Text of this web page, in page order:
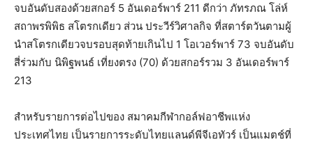
จบอันดับสองด้วยสกอร์ 5 อันเดอร์พาร์ 211 ดีกว่า ภัทรภณ โล่ห์
สถาพรพิพิธ สโตรกเดียว ส่วน ประวีร์​วิศาลกิจ ที่สตาร์ตวันตามผู้
นำสโตรกเดียวจบรอบสุดท้ายเกินไป 1 โอเวอร์พาร์ 73 จบอันดับ
สี่ร่วมกับ นิพิฐพนธ์ เที่ยงตรง (70) ด้วยสกอร์รวม 3 อันเดอร์พาร์
213
สำหรับรายการต่อไปของ สมาคมกีฬากอล์ฟอาชีพแห่ง
ประเทศไทย เป็นรายการระดับไทยแลนด์พีจีเอทัวร์ เป็นแมตช์ที่